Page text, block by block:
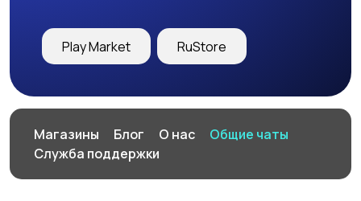
Play Market RuStore
Магазины Блог О нас
Общие чаты
Служба поддержки